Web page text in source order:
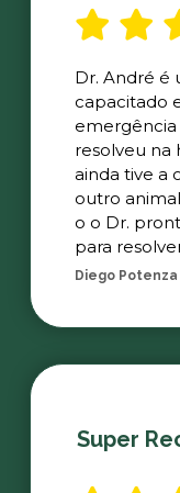
Dr. André é
capacitado
resolveu na
ainda tive a
outro
o o Dr.
para
Diego Potenza
Super